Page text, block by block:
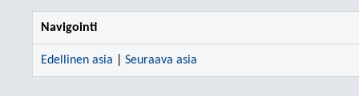
Navigointi
Edellinen asia Seuraava asia